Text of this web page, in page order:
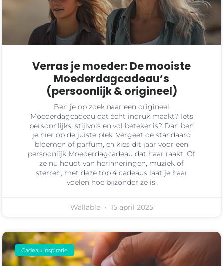
Verras je moeder: De mooiste
Moederdagcadeau’s
(persoonlijk & origineel)
Ben je op zoek naar een origineel
Moederdagcadeau dat écht indruk maakt? Iets
persoonlijks, stijlvols en vol betekenis? Dan ben
je hier op de juiste plek. Vergeet de standaard
bloemen of parfum, en kies dit jaar voor een
persoonlijk Moederdagcadeau dat haar raakt. Of
ze nu houdt van herinneringen, muziek of
sterren, met deze top 4 cadeaus laat je haar
voelen hoe bijzonder ze is.
Wallable 15 april 2025
Cadeau inspiratie